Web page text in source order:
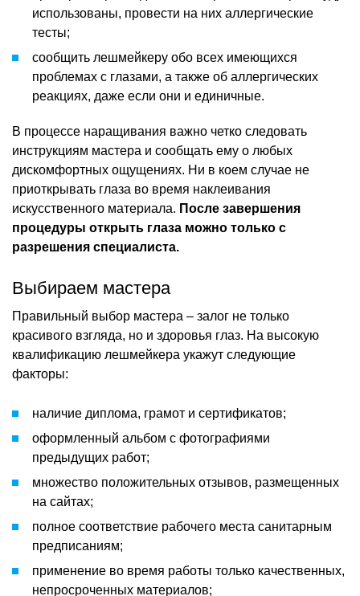
использованы, провести на них аллергические
тесты;
сообщить лешмейкеру обо всех имеющихся
проблемах с глазами, а также об аллергических
реакциях, даже если они и единичные.
В процессе наращивания важно четко следовать
инструкциям мастера и сообщать ему о любых
дискомфортных ощущениях. Ни в коем случае не
приоткрывать глаза во время наклеивания
искусственного материала. После завершения
процедуры открыть глаза можно только с
разрешения специалиста.
Выбираем мастера
Правильный выбор мастера – залог не только
красивого взгляда, но и здоровья глаз. На высокую
квалификацию лешмейкера укажут следующие
факторы:
наличие диплома, грамот и сертификатов;
оформленный альбом с фотографиями
предыдущих работ;
множество положительных отзывов, размещенных
на сайтах;
полное соответствие рабочего места санитарным
предписаниям;
применение во время работы только качественных,
непросроченных материалов;